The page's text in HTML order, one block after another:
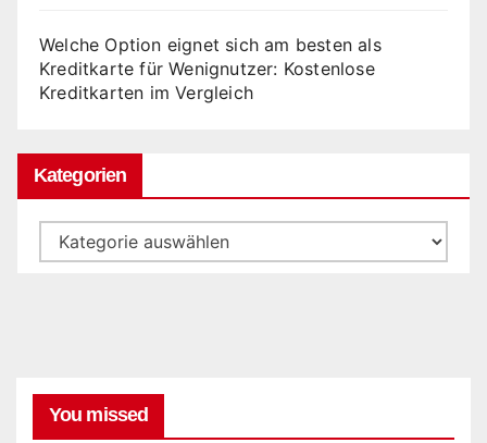
Welche Option eignet sich am besten als
Kreditkarte für Wenignutzer: Kostenlose
Kreditkarten im Vergleich
Kategorien
Kategorien
You missed